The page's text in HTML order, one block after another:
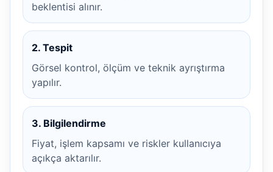
beklentisi alınır.
2. Tespit
Görsel kontrol, ölçüm ve teknik ayrıştırma
yapılır.
3. Bilgilendirme
Fiyat, işlem kapsamı ve riskler kullanıcıya
açıkça aktarılır.